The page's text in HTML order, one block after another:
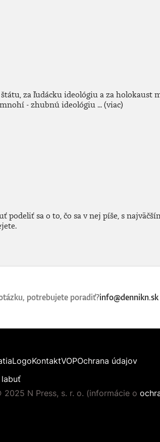
za ľudácku ideológiu a za
- zhubnú ideológiu ...(viac)
podeliť sa o to, čo sa v nej píše, s
potrebujete poradiť?info@dennikn.sk
LogoKontaktVOPOchrana údajov
labuť
N Press, s. r. o. (informácie o